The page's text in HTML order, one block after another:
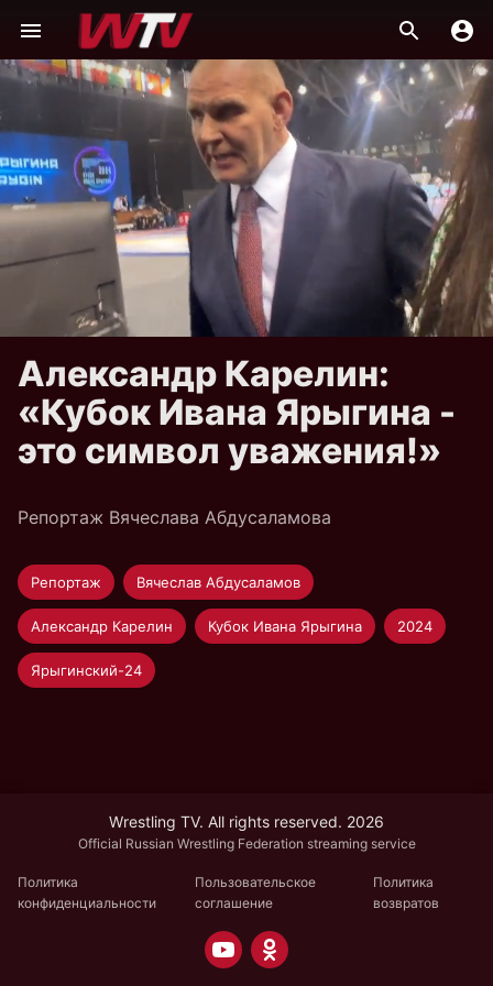
Александр Карелин:
«Кубок Ивана Ярыгина -
это символ уважения!»
Репортаж Вячеслава Абдусаламова
Репортаж Вячеслав Абдусаламов
Александр Карелин Кубок Ивана Ярыгина 2024
Ярыгинский-24
Wrestling TV. All rights reserved. 2026
Official Russian Wrestling Federation streaming service
Политика
конфиденциальности
Пользовательское
соглашение
Политика
возвратов